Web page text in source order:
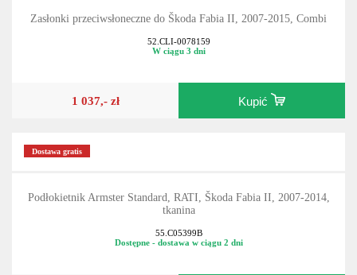
Zasłonki przeciwsłoneczne do Škoda Fabia II, 2007-2015, Combi
52.CLI-0078159
W ciągu 3 dni
1 037,- zł Kupić
Dostawa gratis
Podłokietnik Armster Standard, RATI, Škoda Fabia II, 2007-2014,
tkanina
55.C05399B
Dostępne - dostawa w ciągu 2 dni